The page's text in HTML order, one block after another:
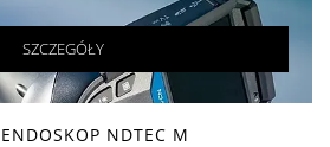
NDTEC M
SZCZEGÓŁY